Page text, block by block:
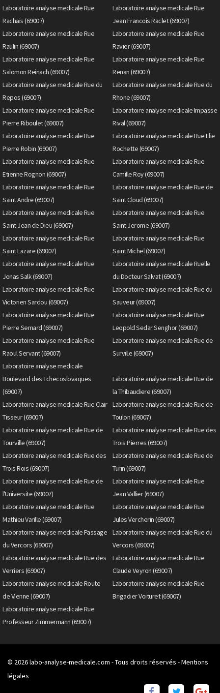
Laboratoire analyse medicale Rue
Rachais (69007)
Laboratoire analyse medicale Rue
Jean Francois Raclet (69007)
Laboratoire analyse medicale Rue
Raulin (69007)
Laboratoire analyse medicale Rue
Ravier (69007)
Laboratoire analyse medicale Rue
Salomon Reinach (69007)
Laboratoire analyse medicale Rue
Renan (69007)
Laboratoire analyse medicale Rue du
Repos (69007)
Laboratoire analyse medicale Rue du
Rhone (69007)
Laboratoire analyse medicale Rue
Pierre Riboulet (69007)
Laboratoire analyse medicale Impasse
Rival (69007)
Laboratoire analyse medicale Rue
Pierre Robin (69007)
Laboratoire analyse medicale Rue Elie
Rochette (69007)
Laboratoire analyse medicale Rue
Etienne Rognon (69007)
Laboratoire analyse medicale Rue
Camille Roy (69007)
Laboratoire analyse medicale Rue
Saint Andre (69007)
Laboratoire analyse medicale Rue de
Saint Cloud (69007)
Laboratoire analyse medicale Rue
Saint Jean de Dieu (69007)
Laboratoire analyse medicale Rue
Saint Jerome (69007)
Laboratoire analyse medicale Rue
Saint Lazare (69007)
Laboratoire analyse medicale Rue
Saint Michel (69007)
Laboratoire analyse medicale Rue
Jonas Salk (69007)
Laboratoire analyse medicale Ruelle
du Docteur Salvat (69007)
Laboratoire analyse medicale Rue
Victorien Sardou (69007)
Laboratoire analyse medicale Rue du
Sauveur (69007)
Laboratoire analyse medicale Rue
Pierre Semard (69007)
Laboratoire analyse medicale Rue
Leopold Sedar Senghor (69007)
Laboratoire analyse medicale Rue
Raoul Servant (69007)
Laboratoire analyse medicale Rue de
Surville (69007)
Laboratoire analyse medicale
Boulevard des Tchecoslovaques
(69007)
Laboratoire analyse medicale Rue de
la Thibaudiere (69007)
Laboratoire analyse medicale Rue Clair
Tisseur (69007)
Laboratoire analyse medicale Rue de
Toulon (69007)
Laboratoire analyse medicale Rue de
Tourville (69007)
Laboratoire analyse medicale Rue des
Trois Pierres (69007)
Laboratoire analyse medicale Rue des
Trois Rois (69007)
Laboratoire analyse medicale Rue de
Turin (69007)
Laboratoire analyse medicale Rue de
l'Universite (69007)
Laboratoire analyse medicale Rue
Jean Vallier (69007)
Laboratoire analyse medicale Rue
Mathieu Varille (69007)
Laboratoire analyse medicale Rue
Jules Vercherin (69007)
Laboratoire analyse medicale Passage
du Vercors (69007)
Laboratoire analyse medicale Rue du
Vercors (69007)
Laboratoire analyse medicale Rue des
Verriers (69007)
Laboratoire analyse medicale Rue
Claude Veyron (69007)
Laboratoire analyse medicale Route
de Vienne (69007)
Laboratoire analyse medicale Rue
Brigadier Voituret (69007)
Laboratoire analyse medicale Rue
Professeur Zimmermann (69007)
© 2026labo-analyse-medicale.com - Tous droits réservés -Mentions
légales